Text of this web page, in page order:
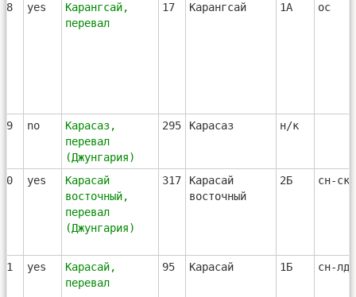
48 yes
Карангсай,
перевал
17 Карангсай 1А ос
49 no
Карасаз,
перевал
(Джунгария)
295 Карасаз н/к
50 yes
Карасай
восточный,
перевал
(Джунгария)
317
Карасай
восточный
2Б сн-
51 yes
Карасай,
перевал
95 Карасай 1Б сн-лд